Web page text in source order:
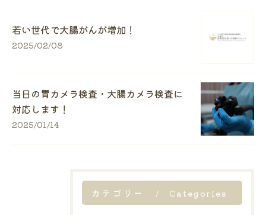
若い世代で大腸がんが増加！
2025/02/08
当日の胃カメラ検査・大腸カメラ検査に
対応します！
2025/01/14
カテゴリー Categories